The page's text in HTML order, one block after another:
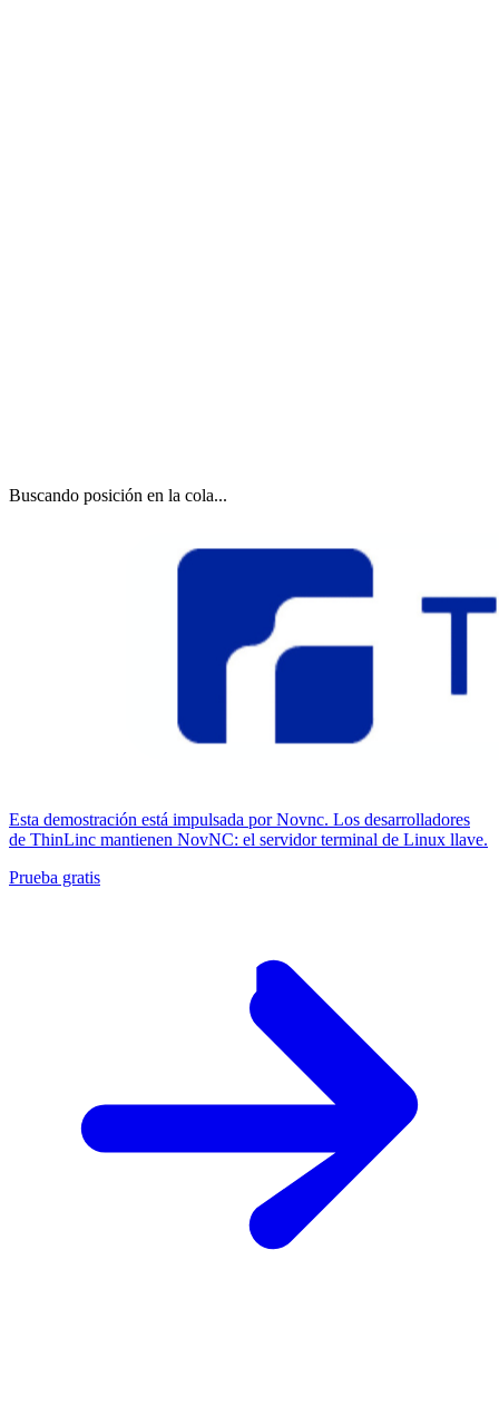
Buscando posición en la cola...
Esta demostración está impulsada por Novnc. Los desarrolladores
de ThinLinc mantienen NovNC: el servidor terminal de Linux llave.
Prueba gratis